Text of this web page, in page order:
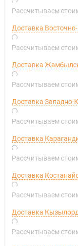
Рассчитываем
Доставка
Рассчитываем
Доставка
Рассчитываем
Доставка Западно-
Рассчитываем
Доставка
Рассчитываем
Доставка
Рассчитываем
Доставка
Рассчитываем